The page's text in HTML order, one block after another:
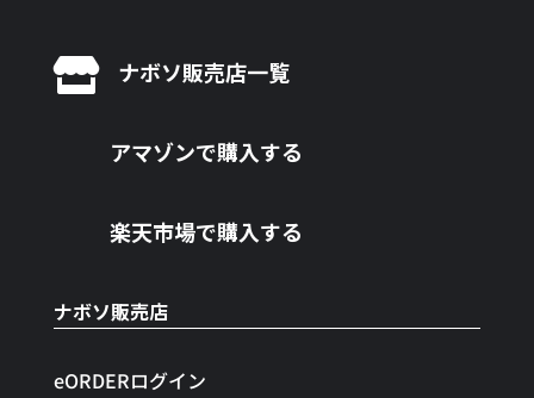
 ナボソ販売店一覧
アマゾンで購入する
楽天市場で購入する
ナボソ販売店
eORDERログイン